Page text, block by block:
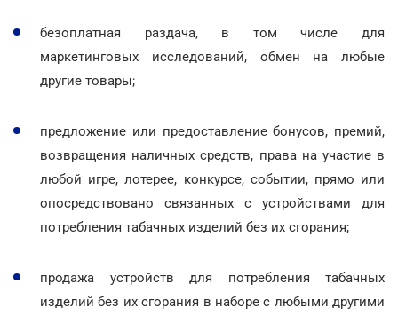
безоплатная раздача, в том числе для
маркетинговых исследований, обмен на любые
другие товары;
предложение или предоставление бонусов, премий,
возвращения наличных средств, права на участие в
любой игре, лотерее, конкурсе, событии, прямо или
опосредствовано связанных с устройствами для
потребления табачных изделий без их сгорания;
продажа устройств для потребления табачных
изделий без их сгорания в наборе с любыми другими